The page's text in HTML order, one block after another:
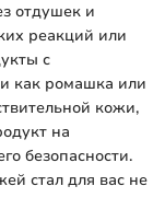
отдушек и
реакций или
с
как ромашка или
кожи,
на
безопасности.
стал для вас не